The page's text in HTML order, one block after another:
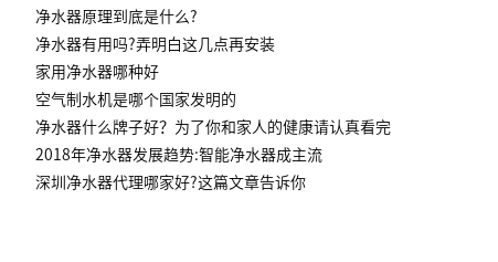
净水器原理到底是什么?
净水器有用吗?弄明白这几点再安装
家用净水器哪种好
空气制水机是哪个国家发明的
净水器什么牌子好？为了你和家人的健康请认真看完
2018年净水器发展趋势:智能净水器成主流
深圳净水器代理哪家好?这篇文章告诉你